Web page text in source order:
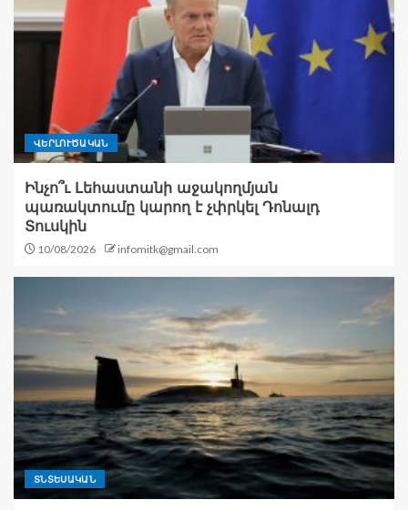
ՎԵՐԼՈՒԾԱԿԱՆ
Ինչո՞ւ Լեհաստանի աջակողմյան
պառակտումը կարող է չփրկել Դոնալդ
Տուսկին
10/08/2026 infomitk@gmail.com
ՏՆՏԵՍԱԿԱՆ